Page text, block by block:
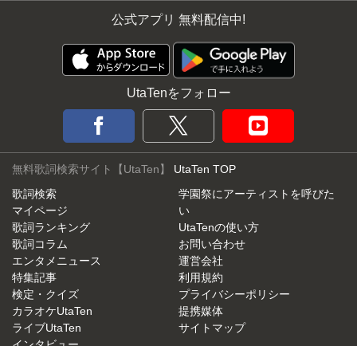
公式アプリ 無料配信中!
UtaTenをフォロー
無料歌詞検索サイト【UtaTen】 UtaTen TOP
歌詞検索
マイページ
歌詞ランキング
歌詞コラム
エンタメニュース
特集記事
検定・クイズ
カラオケUtaTen
ライブUtaTen
学園祭にアーティストを呼びた
い
UtaTenの使い方
お問い合わせ
運営会社
利用規約
プライバシーポリシー
提携媒体
サイトマップ